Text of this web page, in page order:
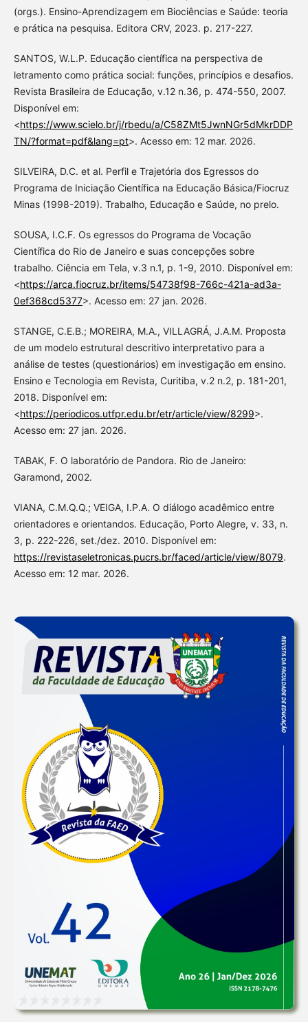
(orgs.). Ensino-Aprendizagem em Biociências e Saúde: teoria
e prática na pesquisa. Editora CRV, 2023. p. 217-227.
SANTOS, W.L.P. Educação científica na perspectiva de
letramento como prática social: funções, princípios e desafios.
Revista Brasileira de Educação, v.12 n.36, p. 474-550, 2007.
Disponível em:
<https://www.scielo.br/j/rbedu/a/C58ZMt5JwnNGr5dMkrDDP
TN/?format=pdf&lang=pt>. Acesso em: 12 mar. 2026.
SILVEIRA, D.C. et al. Perfil e Trajetória dos Egressos do
Programa de Iniciação Científica na Educação Básica/Fiocruz
Minas (1998-2019). Trabalho, Educação e Saúde, no prelo.
SOUSA, I.C.F. Os egressos do Programa de Vocação
Científica do Rio de Janeiro e suas concepções sobre
trabalho. Ciência em Tela, v.3 n.1, p. 1-9, 2010. Disponível em:
<https://arca.fiocruz.br/items/54738f98-766c-421a-ad3a-
0ef368cd5377>. Acesso em: 27 jan. 2026.
STANGE, C.E.B.; MOREIRA, M.A., VILLAGRÁ, J.A.M. Proposta
de um modelo estrutural descritivo interpretativo para a
análise de testes (questionários) em investigação em ensino.
Ensino e Tecnologia em Revista, Curitiba, v.2 n.2, p. 181-201,
2018. Disponível em:
<https://periodicos.utfpr.edu.br/etr/article/view/8299>.
Acesso em: 27 jan. 2026.
TABAK, F. O laboratório de Pandora. Rio de Janeiro:
Garamond, 2002.
VIANA, C.M.Q.Q.; VEIGA, I.P.A. O diálogo acadêmico entre
orientadores e orientandos. Educação, Porto Alegre, v. 33, n.
3, p. 222-226, set./dez. 2010. Disponível em:
https://revistaseletronicas.pucrs.br/faced/article/view/8079.
Acesso em: 12 mar. 2026.